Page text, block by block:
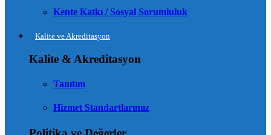
Kente Katkı / Sosyal Sorumluluk
Kalite ve Akreditasyon
Kalite & Akreditasyon
Tanıtım
Hizmet Standartlarımız